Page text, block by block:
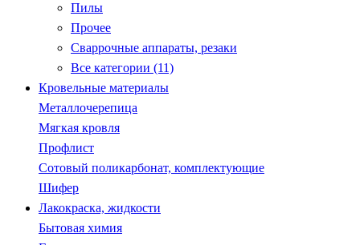
Пилы
Прочее
Сваррочные аппараты, резаки
Все категории (11)
Кровельные материалы
Металлочерепица
Мягкая кровля
Профлист
Сотовый поликарбонат, комплектующие
Шифер
Лакокраска, жидкости
Бытовая химия